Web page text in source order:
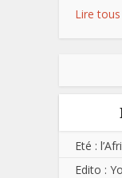
Lire
Eté :
Edito :